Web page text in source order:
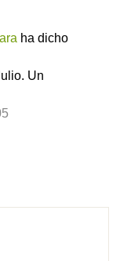
ha dicho
Un